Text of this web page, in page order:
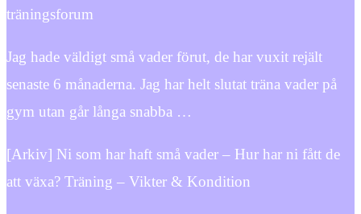
träningsforum
Jag hade väldigt små vader förut, de har vuxit rejält
senaste 6 månaderna. Jag har helt slutat träna vader på
gym utan går långa snabba …
[Arkiv] Ni som har haft små vader – Hur har ni fått de
att växa? Träning – Vikter & Kondition